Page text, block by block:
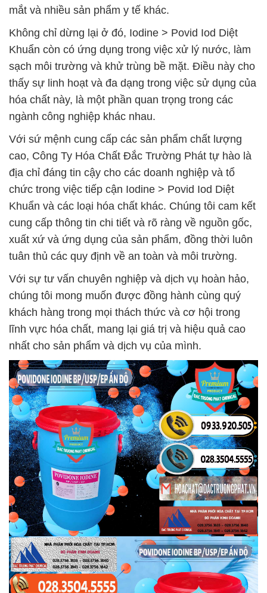
mắt và nhiều sản phẩm y tế khác.
Không chỉ dừng lại ở đó, Iodine > Povid Iod Diệt
Khuẩn còn có ứng dụng trong việc xử lý nước, làm
sạch môi trường và khử trùng bề mặt. Điều này cho
thấy sự linh hoạt và đa dạng trong việc sử dụng của
hóa chất này, là một phần quan trọng trong các
ngành công nghiệp khác nhau.
Với sứ mệnh cung cấp các sản phẩm chất lượng
cao, Công Ty Hóa Chất Đắc Trường Phát tự hào là
địa chỉ đáng tin cậy cho các doanh nghiệp và tổ
chức trong việc tiếp cận Iodine > Povid Iod Diệt
Khuẩn và các loại hóa chất khác. Chúng tôi cam kết
cung cấp thông tin chi tiết và rõ ràng về nguồn gốc,
xuất xứ và ứng dụng của sản phẩm, đồng thời luôn
tuân thủ các quy định về an toàn và môi trường.
Với sự tư vấn chuyên nghiệp và dịch vụ hoàn hảo,
chúng tôi mong muốn được đồng hành cùng quý
khách hàng trong mọi thách thức và cơ hội trong
lĩnh vực hóa chất, mang lại giá trị và hiệu quả cao
nhất cho sản phẩm và dịch vụ của mình.